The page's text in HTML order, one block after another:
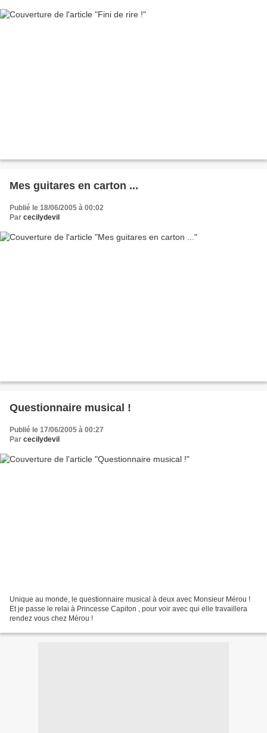
Mes guitares en carton ...
Publié le 18/06/2005 à 00:02
Par cecilydevil
Questionnaire musical !
Publié le 17/06/2005 à 00:27
Par cecilydevil
Unique au monde, le questionnaire musical à deux avec Monsieur Mérou !
Et je passe le relai à Princesse Capiton , pour voir avec qui elle travaillera
rendez vous chez Mérou !